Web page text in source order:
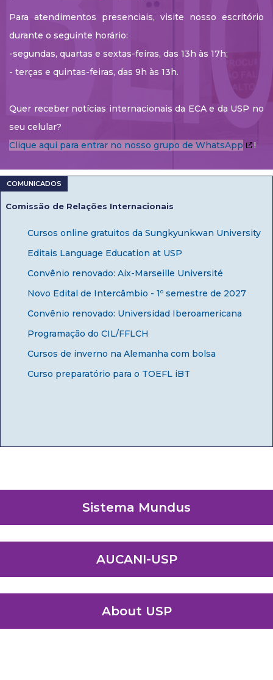
Para atendimentos presenciais, visite nosso escritório
durante o seguinte horário:
-segundas, quartas e sextas-feiras, das 13h às 17h;
- terças e quintas-feiras, das 9h às 13h.
Quer receber notícias internacionais da ECA e da USP no
seu celular?
Clique aqui para entrar no nosso grupo de WhatsApp
!
Comissão de Relações Internacionais
Cursos online gratuitos da Sungkyunkwan University
Editais Language Education at USP
Convênio renovado: Aix-Marseille Université
Novo Edital de Intercâmbio - 1º semestre de 2027
Convênio renovado: Universidad Iberoamericana
Programação do CIL/FFLCH
Cursos de inverno na Alemanha com bolsa
Curso preparatório para o TOEFL iBT
Sistema Mundus
AUCANI-USP
About USP